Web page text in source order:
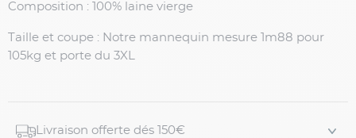
Composition : 100% laine vierge
Taille et coupe : Notre mannequin mesure 1m88 pour
105kg et porte du 3XL
Livraison offerte dés 150€